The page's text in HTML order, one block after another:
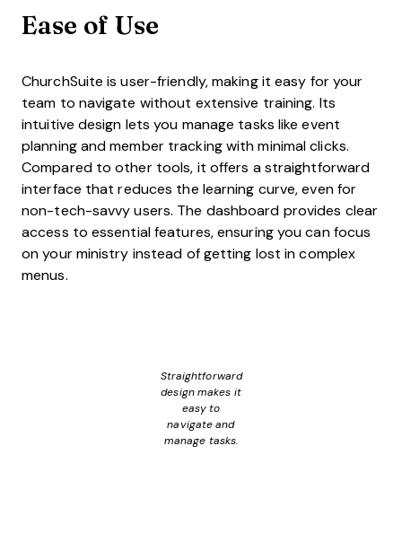
Ease of Use
ChurchSuite is user-friendly, making it easy for your
team to navigate without extensive training. Its
intuitive design lets you manage tasks like event
planning and member tracking with minimal clicks.
Compared to other tools, it offers a straightforward
interface that reduces the learning curve, even for
non-tech-savvy users. The dashboard provides clear
access to essential features, ensuring you can focus
on your ministry instead of getting lost in complex
menus.
Straightforward
design makes it
easy to
navigate and
manage tasks.